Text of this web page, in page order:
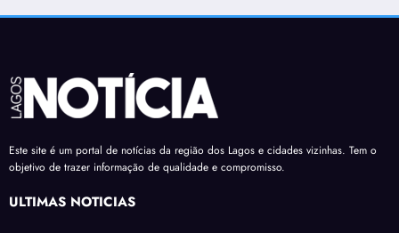
Este site é um portal de notícias da região dos Lagos e cidades vizinhas. Tem o
objetivo de trazer informação de qualidade e compromisso.
ÚLTIMAS NOTÍCIAS